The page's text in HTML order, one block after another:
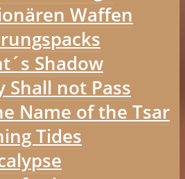
Waffen
Shadow
Shall not Pass
Name of the Tsar
Tides